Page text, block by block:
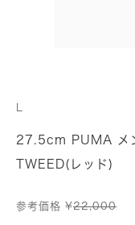
27.5cm PUMA メ
TWEED(レッド)
参考価格 ¥22,000